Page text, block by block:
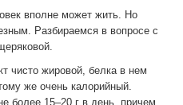
вполне может жить. Но
Разбираемся в вопросе с
чисто жировой, белка в нем
же очень калорийный.
более 15–20 г в день, причем